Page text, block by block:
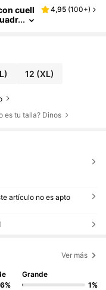
cuell
4,95 (100+)
12 (XL)
es tu talla? Dinos
artículo no es apto
Ver más
Grande
1%